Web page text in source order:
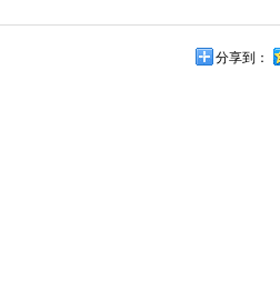
分享到：